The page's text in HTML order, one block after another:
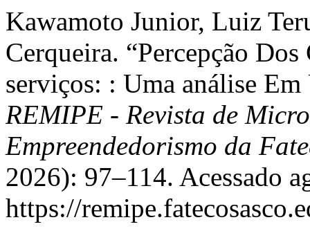
Kawamoto Junior, Luiz
Cerqueira. “Percepção
serviços: : Uma análise
REMIPE - Revista de
Empreendedorismo da
2026): 97–114. Acessado
https://